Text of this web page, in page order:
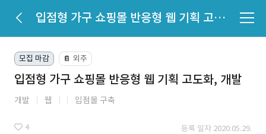
입점형 가구 쇼핑몰 반응형 웹 기획 고도화, 개발
모집 마감 📔 외주
입점형 가구 쇼핑몰 반응형 웹 기획 고도화, 개발
개발 웹 입점몰 구축
4 등록 일자 2020.05.29.